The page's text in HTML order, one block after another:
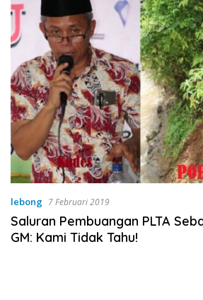
lebong 7 Februari 2019
Saluran Pembuangan PLTA
GM: Kami Tidak Tahu!